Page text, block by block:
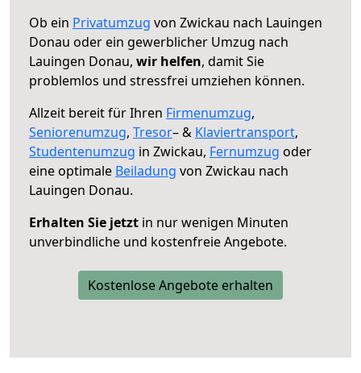
Ob ein Privatumzug von Zwickau nach Lauingen
Donau oder ein gewerblicher Umzug nach
Lauingen Donau, wir helfen, damit Sie
problemlos und stressfrei umziehen können.
Allzeit bereit für Ihren Firmenumzug,
Seniorenumzug, Tresor– & Klaviertransport,
Studentenumzug in Zwickau, Fernumzug oder
eine optimale Beiladung von Zwickau nach
Lauingen Donau.
Erhalten Sie jetzt in nur wenigen Minuten
unverbindliche und kostenfreie Angebote.
Kostenlose Angebote erhalten